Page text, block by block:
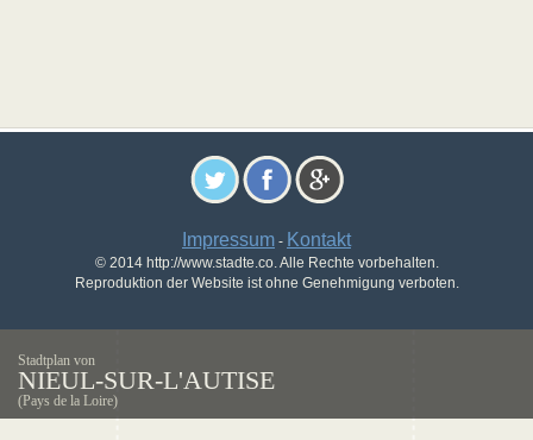
Impressum - Kontakt
© 2014 http://www.stadte.co. Alle Rechte vorbehalten.
Reproduktion der Website ist ohne Genehmigung verboten.
Stadtplan von
NIEUL-SUR-L'AUTISE
(Pays de la Loire)